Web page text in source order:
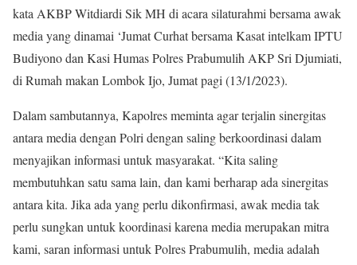
kata AKBP Witdiardi Sik MH di acara silaturahmi bersama awak
media yang dinamai ‘Jumat Curhat bersama Kasat intelkam IPTU
Budiyono dan Kasi Humas Polres Prabumulih AKP Sri Djumiati,
di Rumah makan Lombok Ijo, Jumat pagi (13/1/2023).
Dalam sambutannya, Kapolres meminta agar terjalin sinergitas
antara media dengan Polri dengan saling berkoordinasi dalam
menyajikan informasi untuk masyarakat. “Kita saling
membutuhkan satu sama lain, dan kami berharap ada sinergitas
antara kita. Jika ada yang perlu dikonfirmasi, awak media tak
perlu sungkan untuk koordinasi karena media merupakan mitra
kami, saran informasi untuk Polres Prabumulih, media adalah